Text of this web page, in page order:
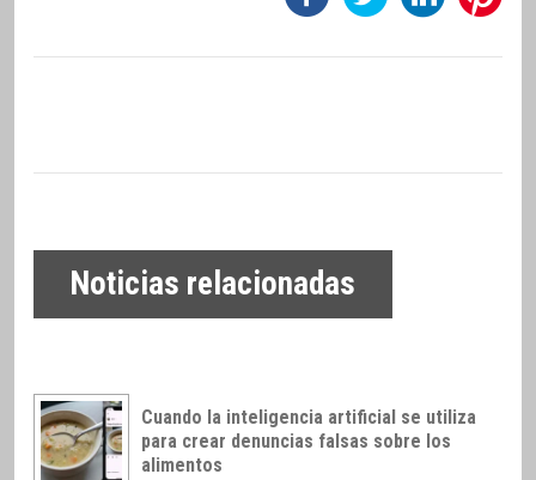
Noticias relacionadas
Cuando la inteligencia artificial se utiliza
para crear denuncias falsas sobre los
alimentos